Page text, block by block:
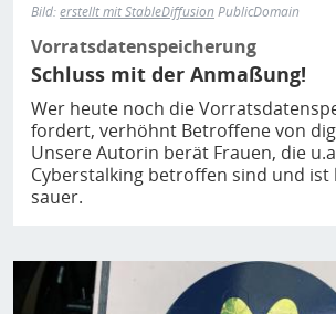
Bild:erstellt mit StableDiffusion PublicDomain
Vorratsdatenspeicherung
Schluss mit der Anmaßung!
Wer heute noch die
fordert, verhöhnt Betroffene von
Unsere Autorin berät Frauen, die
Cyberstalking betroffen sind und ist
sauer.
Bild